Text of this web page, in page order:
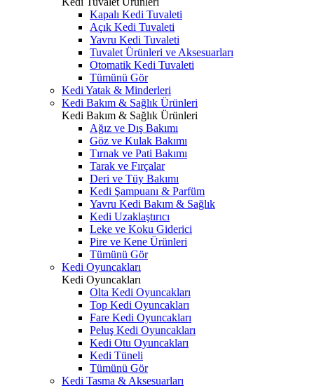
Kapalı Kedi Tuvaleti
Açık Kedi Tuvaleti
Yavru Kedi Tuvaleti
Tuvalet Ürünleri ve Aksesuarları
Otomatik Kedi Tuvaleti
Tümünü Gör
Kedi Yatak & Minderleri
Kedi Bakım & Sağlık Ürünleri
Kedi Bakım & Sağlık Ürünleri
Ağız ve Dış Bakımı
Göz ve Kulak Bakımı
Tırnak ve Pati Bakımı
Tarak ve Fırçalar
Deri ve Tüy Bakımı
Kedi Şampuanı & Parfüm
Yavru Kedi Bakım & Sağlık
Kedi Uzaklaştırıcı
Leke ve Koku Giderici
Pire ve Kene Ürünleri
Tümünü Gör
Kedi Oyuncakları
Kedi Oyuncakları
Olta Kedi Oyuncakları
Top Kedi Oyuncakları
Fare Kedi Oyuncakları
Peluş Kedi Oyuncakları
Kedi Otu Oyuncakları
Kedi Tüneli
Tümünü Gör
Kedi Tasma & Aksesuarları